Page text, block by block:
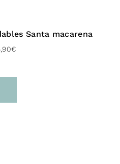
Relay Europe – 72 H)
– 48 H)
Santa macarena
€